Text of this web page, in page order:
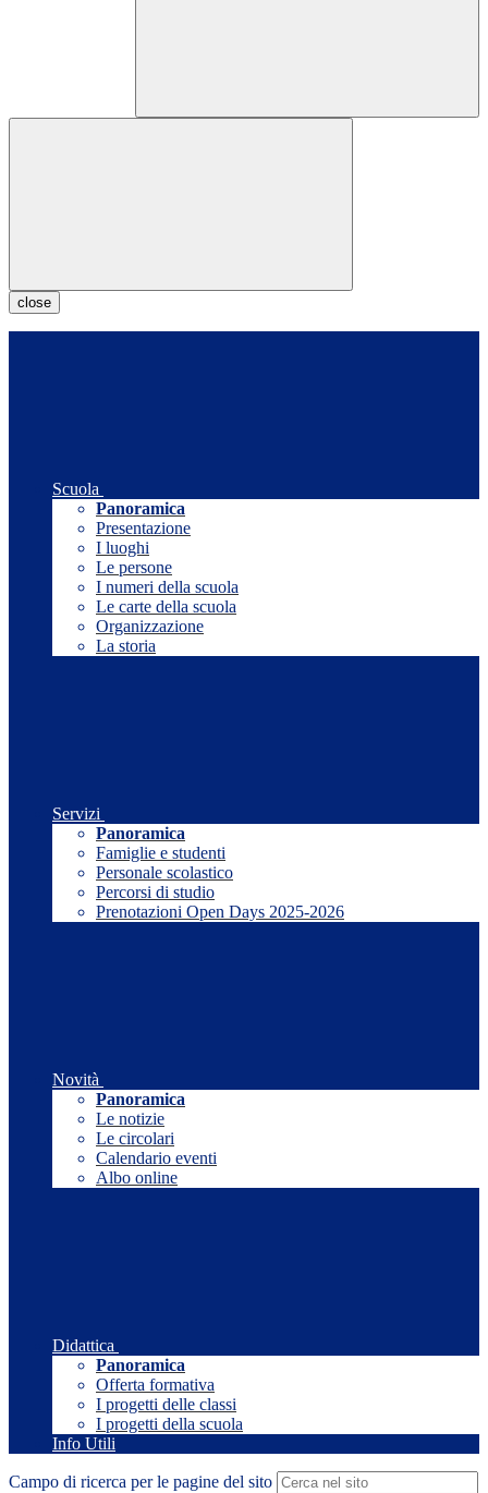
close
Scuola
Panoramica
Presentazione
I luoghi
Le persone
I numeri della scuola
Le carte della scuola
Organizzazione
La storia
Servizi
Panoramica
Famiglie e studenti
Personale scolastico
Percorsi di studio
Prenotazioni Open Days 2025-2026
Novità
Panoramica
Le notizie
Le circolari
Calendario eventi
Albo online
Didattica
Panoramica
Offerta formativa
I progetti delle classi
I progetti della scuola
Info Utili
Campo di ricerca per le pagine del sito